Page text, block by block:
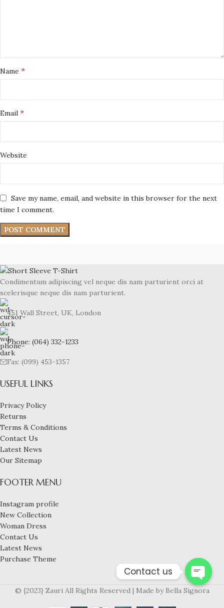
Name *
Email *
Website
Save my name, email, and website in this browser for the next
time I comment.
Condimentum adipiscing vel neque dis nam parturient orci at
scelerisque neque dis nam parturient.
451 Wall Street, UK, London
Phone: (064) 332-1233
Fax: (099) 453-1357
USEFUL LINKS
Privacy Policy
Returns
Terms & Conditions
Contact Us
Latest News
Our Sitemap
FOOTER MENU
Instagram profile
New Collection
Woman Dress
Contact Us
Latest News
Purchase Theme
© {2023} Zauri All Rights Reserved | Made by Bella Signora
Contact us
Open